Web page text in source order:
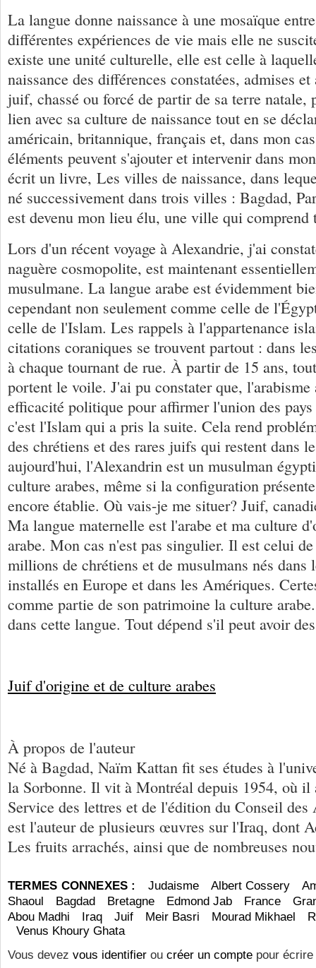
La langue donne naissance à une mosaïque
différentes expériences de vie mais elle ne
existe une unité culturelle, elle est celle à
naissance des différences constatées, admises
juif, chassé ou forcé de partir de sa terre natale,
lien avec sa culture de naissance tout en se
américain, britannique, français et, dans mon
éléments peuvent s'ajouter et intervenir dans
écrit un livre, Les villes de naissance, dans
né successivement dans trois villes : Bagdad,
est devenu mon lieu élu, une ville qui comprend
Lors d'un récent voyage à Alexandrie, j'ai
naguère cosmopolite, est maintenant
musulmane. La langue arabe est évidemment
cependant non seulement comme celle de
celle de l'Islam. Les rappels à l'appartenance
citations coraniques se trouvent partout : dans
à chaque tournant de rue. À partir de 15 ans,
portent le voile. J'ai pu constater que, l'arabisme
efficacité politique pour affirmer l'union des pays
c'est l'Islam qui a pris la suite. Cela rend
des chrétiens et des rares juifs qui restent dans
aujourd'hui, l'Alexandrin est un musulman
culture arabes, même si la configuration
encore établie. Où vais-je me situer? Juif,
Ma langue maternelle est l'arabe et ma culture
arabe. Mon cas n'est pas singulier. Il est celui
millions de chrétiens et de musulmans nés dans
installés en Europe et dans les Amériques.
comme partie de son patrimoine la culture
dans cette langue. Tout dépend s'il peut avoir
Juif d'origine et de culture arabes
À propos de l'auteur
Né à Bagdad, Naïm Kattan fit ses études à
la Sorbonne. Il vit à Montréal depuis 1954, où il
Service des lettres et de l'édition du Conseil
est l'auteur de plusieurs œuvres sur l'Iraq, dont
Les fruits arrachés, ainsi que de nombreuses
TERMES CONNEXES : Judaisme Albert Cossery
Shaoul
Bagdad Bretagne Edmond Jab France
Abou Madhi
Iraq Juif Meir Basri Mourad Mikhael
Venus Khoury Ghata
Vous devez vous identifier ou créer un compte pour